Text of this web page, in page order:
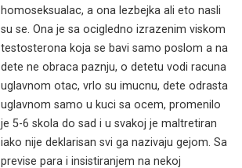
homoseksualac, a ona lezbejka ali eto nasli
su se. Ona je sa ocigledno izrazenim viskom
testosterona koja se bavi samo poslom a na
dete ne obraca paznju, o detetu vodi racuna
uglavnom otac, vrlo su imucnu, dete odrasta
uglavnom samo u kuci sa ocem, promenilo
je 5-6 skola do sad i u svakoj je maltretiran
iako nije deklarisan svi ga nazivaju gejom. Sa
previse para i insistiranjem na nekoj